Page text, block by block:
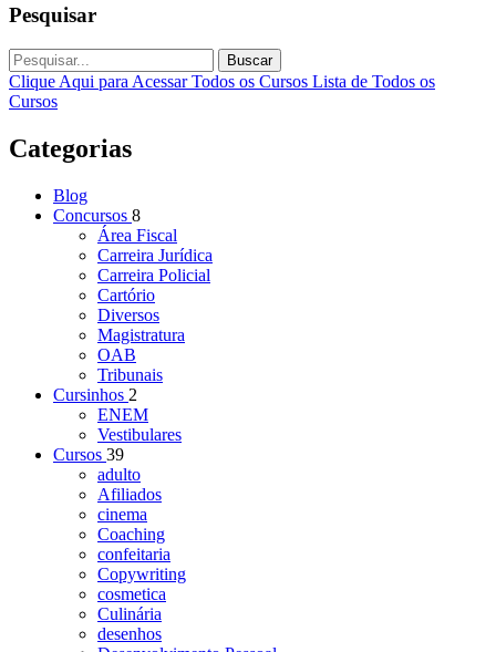
Pesquisar
Buscar
Clique Aqui para Acessar Todos os Cursos Lista de Todos os
Cursos
Categorias
Blog
Concursos 8
Área Fiscal
Carreira Jurídica
Carreira Policial
Cartório
Diversos
Magistratura
OAB
Tribunais
Cursinhos 2
ENEM
Vestibulares
Cursos 39
adulto
Afiliados
cinema
Coaching
confeitaria
Copywriting
cosmetica
Culinária
desenhos